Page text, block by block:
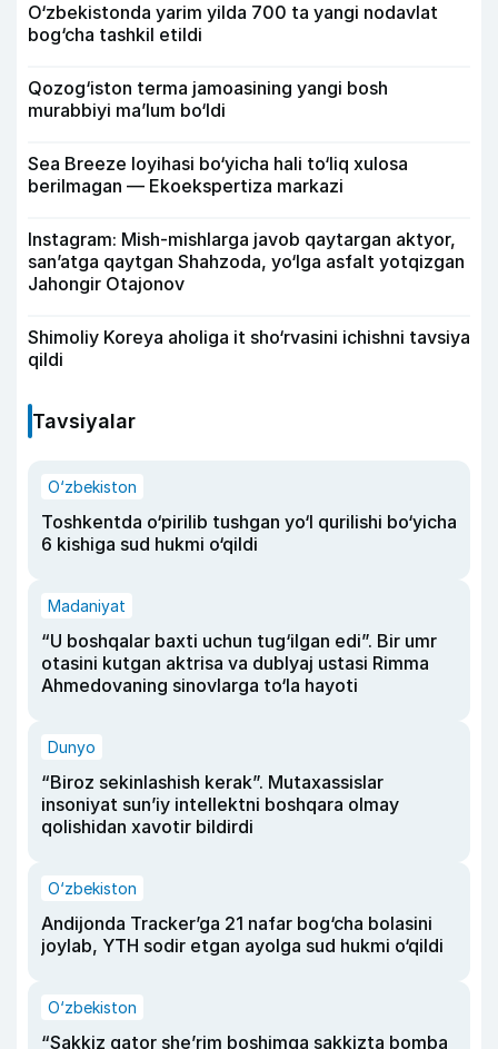
O‘zbekistonda yarim yilda 700 ta yangi nodavlat
bog‘cha tashkil etildi
Qozog‘iston terma jamoasining yangi bosh
murabbiyi ma’lum bo‘ldi
Sea Breeze loyihasi bo‘yicha hali to‘liq xulosa
berilmagan — Ekoekspertiza markazi
Instagram: Mish-mishlarga javob qaytargan aktyor,
san’atga qaytgan Shahzoda, yo‘lga asfalt yotqizgan
Jahongir Otajonov
Shimoliy Koreya aholiga it sho‘rvasini ichishni tavsiya
qildi
Tavsiyalar
O‘zbekiston
Toshkentda o‘pirilib tushgan yo‘l qurilishi bo‘yicha
6 kishiga sud hukmi o‘qildi
Madaniyat
“U boshqalar baxti uchun tug‘ilgan edi”. Bir umr
otasini kutgan aktrisa va dublyaj ustasi Rimma
Ahmedovaning sinovlarga to‘la hayoti
Dunyo
“Biroz sekinlashish kerak”. Mutaxassislar
insoniyat sun’iy intellektni boshqara olmay
qolishidan xavotir bildirdi
O‘zbekiston
Andijonda Tracker’ga 21 nafar bog‘cha bolasini
joylab, YTH sodir etgan ayolga sud hukmi o‘qildi
O‘zbekiston
“Sakkiz qator she’rim boshimga sakkizta bomba